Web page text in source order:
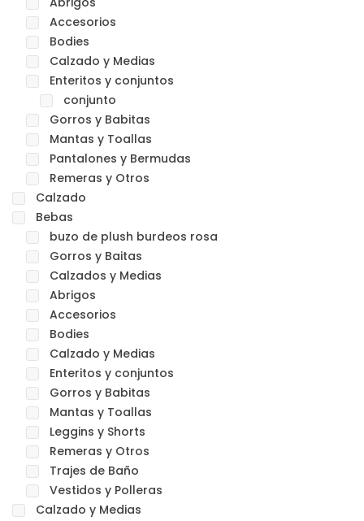
Accesorios
Bodies
Calzado y Medias
Enteritos y conjuntos
conjunto
Gorros y Babitas
Mantas y Toallas
Pantalones y Bermudas
Remeras y Otros
Calzado
Bebas
buzo de plush burdeos rosa
Gorros y Baitas
Calzados y Medias
Abrigos
Accesorios
Bodies
Calzado y Medias
Enteritos y conjuntos
Gorros y Babitas
Mantas y Toallas
Leggins y Shorts
Remeras y Otros
Trajes de Baño
Vestidos y Polleras
Calzado y Medias